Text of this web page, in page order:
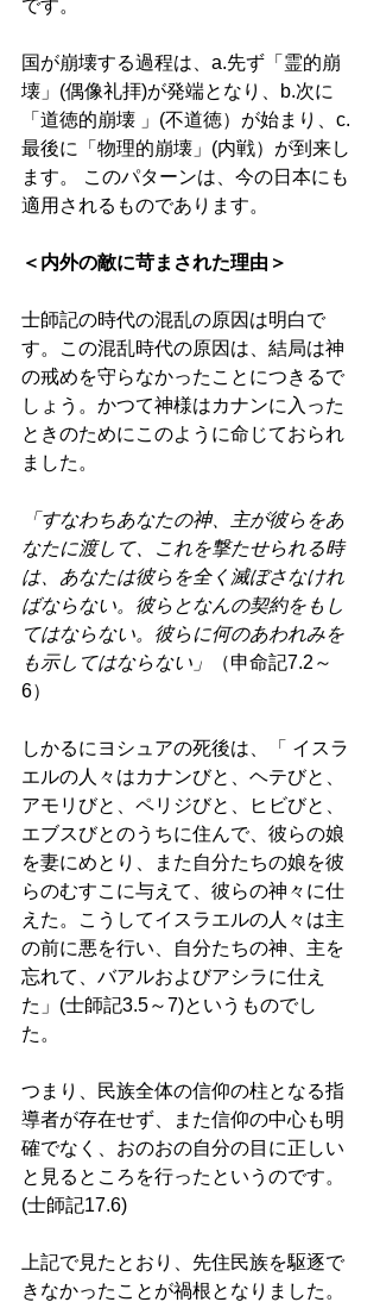
です。
国が崩壊する過程は、a.先ず「霊的崩
壊」(偶像礼拝)が発端となり、b.次に
「道徳的崩壊 」(不道徳）が始まり、c.
最後に「物理的崩壊」(内戦）が到来し
ます。 このパターンは、今の日本にも
適用されるものであります。
＜内外の敵に苛まされた理由＞
士師記の時代の混乱の原因は明白で
す。この混乱時代の原因は、結局は神
の戒めを守らなかったことにつきるで
しょう。かつて神様はカナンに入った
ときのためにこのように命じておられ
ました。
「すなわちあなたの神、主が彼らをあ
なたに渡して、これを撃たせられる時
は、あなたは彼らを全く滅ぼさなけれ
ばならない。彼らとなんの契約をもし
てはならない。彼らに何のあわれみを
も示してはならない」
（申命記7.2～
6）
しかるにヨシュアの死後は、「 イスラ
エルの人々はカナンびと、ヘテびと、
アモリびと、ペリジびと、ヒビびと、
エブスびとのうちに住んで、彼らの娘
を妻にめとり、また自分たちの娘を彼
らのむすこに与えて、彼らの神々に仕
えた。こうしてイスラエルの人々は主
の前に悪を行い、自分たちの神、主を
忘れて、バアルおよびアシラに仕え
た」(士師記3.5～7)というものでし
た。
つまり、民族全体の信仰の柱となる指
導者が存在せず、また信仰の中心も明
確でなく、おのおの自分の目に正しい
と見るところを行ったというのです。
(士師記17.6)
上記で見たとおり、先住民族を駆逐で
きなかったことが禍根となりました。